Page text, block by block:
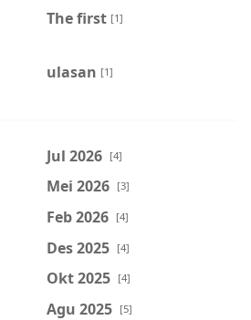
The first [1]
ulasan [1]
Jul 2026 [4]
Mei 2026 [3]
Feb 2026 [4]
Des 2025 [4]
Okt 2025 [4]
Agu 2025 [5]